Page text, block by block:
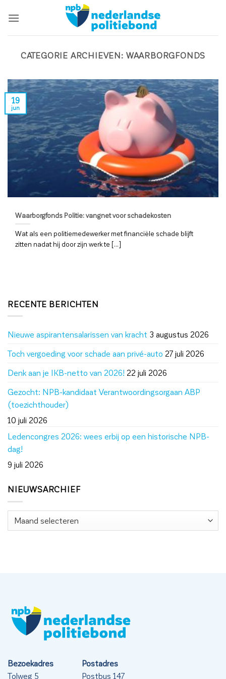
naar
CATEGORIE ARCHIEVEN: WAARBORGFONDS
Waarborgfonds Politie: vangnet voor schadekosten
Wat als een politiemedewerker met financiële schade blijft
zitten nadat hij door zijn werk te [...]
19
jun
RECENTE BERICHTEN
Nieuwe aspirantensalarissen van kracht 3 augustus 2026
Toch vergoeding voor schade aan privé-auto 27 juli 2026
Denk aan je IKB-netto van 2026! 22 juli 2026
Gezocht: NPB-kandidaat Verantwoordingsorgaan ABP
(toezichthouder)
10 juli 2026
Ledencongres 2026: wees erbij op een historische NPB-
dag!
9 juli 2026
NIEUWSARCHIEF
Nieuwsarchief
Bezoekadres
Tolweg 5
Postadres
Postbus 147